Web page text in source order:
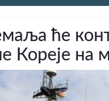
ће
Кореје на